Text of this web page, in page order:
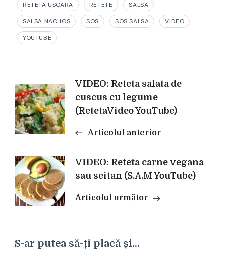
RETETA USOARA RETETE SALSA
SALSA NACHOS SOS SOS SALSA VIDEO
YOUTUBE
Navigare
în
articole
VIDEO: Reteta salata de
cuscus cu legume
(RetetaVideo YouTube)
Articolul anterior
VIDEO: Reteta carne vegana
sau seitan (S.A.M YouTube)
Articolul următor
S-ar putea să-ți placă și...